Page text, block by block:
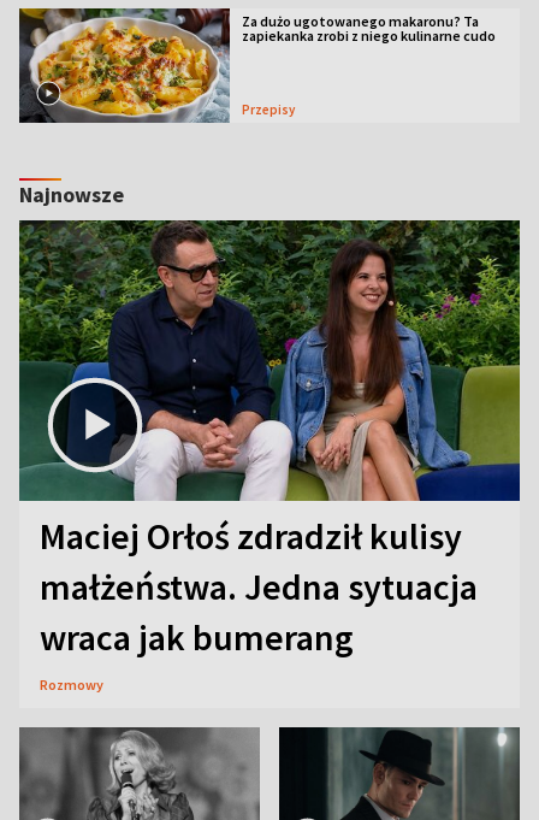
Za dużo ugotowanego makaronu? Ta
zapiekanka zrobi z niego kulinarne cudo
Przepisy
Najnowsze
Maciej Orłoś zdradził kulisy
małżeństwa. Jedna sytuacja
wraca jak bumerang
Rozmowy